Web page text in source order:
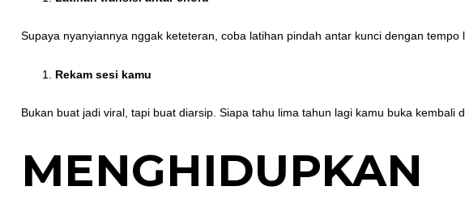
Supaya nyanyiannya nggak keteteran, coba latihan pindah antar kunci dengan tempo
Rekam sesi kamu
Bukan buat jadi viral, tapi buat diarsip. Siapa tahu lima tahun lagi kamu buka kembali
MENGHIDUPKAN